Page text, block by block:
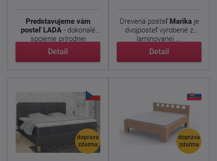
Predstavujeme vám
posteľ LADA- dokonalé
spojenie prírodnej
elegancie, ...
Detail
Drevená posteľ Marikaje
dvojposteľ vyrobené z
laminovanej ...
Detail
doprava
zdarma
doprava
zdarma